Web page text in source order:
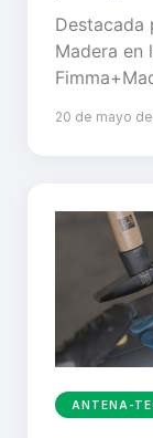
Destacada
Madera en
20 de mayo
ANTENA-